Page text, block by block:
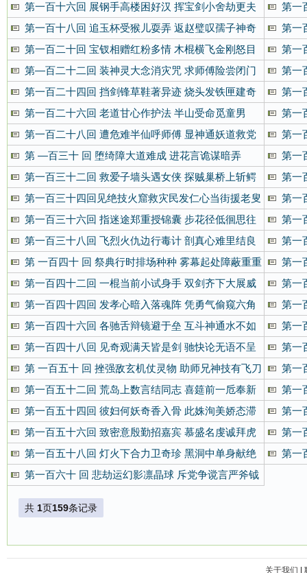
第一百十六回 展钢手高楼困好汉 挥宝剑小舍劫更夫
第一
第一百十八回 追玉杯受猴儿耍弄 返赵璧叹孺子神奇
第一
第一百二十回 宝钗相赠红粉多情 木棍横飞金刚怒目
第一
第—百二十二回 装神灵大念消灾咒 求师傅险尝闭门
羹
第一
第一百二十四回 挡剑锋草鞋著异迹 烧头发铁匣建奇
勋
第一
第一百二十六回 老道甘心作护法 半山受命觅童男
第一
窘
第一百二十八回 遭危难半仙呼师傅 显神通妖道救党
徒
第一
第 —百三十 回 堕绮障大道难成 进花言诡谋暗弄
第一
箭
第一百三十二回 救爱子墙头遇女侠 探贼巢桥上斩鳄
鱼
第一
马
第一百三十四回见绝技火窟救灾民发仁心当街援老叟
第一
儿
第一百三十六回 指迷途郑重授锦囊 步花径低徊思往
事
第一
泪
第一百三十八回 飞烈火仇边行毒计 剖真心难里结良
缘
第一
声
第 一百四十 回 祭典行时排场种种 雾幕起处障蔽重重
第一
命
第一百四十二回 一棍当前小试身手 双剑齐下大展威
风
第一
群雄
第一百四十四回 发孝心暗入落魂阵 凭勇气偷窥六角
亭
第一
腋
第一百四十六回 各驰舌辩镜避于垒 互斗神通水不如
火
第一
珠
第一百四十八回 见奇观满天皆是剑 驰快论无语不呈
锋
第一
龟
第 一百五十 回 挫强敌玄机仗灵物 助师兄神技有飞刀
第一
只
第一百五十二回 荒岛上数言结同志 喜筵前一卮奉新
人
第一
迷
第一百五十四回 彼妇何妖奇香入骨 此姝洵美娇态滞
人
第一
头
第一百五十六回 致密意殷勤招嘉宾 慕盛名虔诚拜虎
寨
第一
心
第一百五十八回 灯火下合力卫奇珍 黑洞中单身献绝
艺
第一
第一百六十 回 悲劫运幻影凛晶球 斥党争谠言严斧钺
共 1页159条记录
关于我们